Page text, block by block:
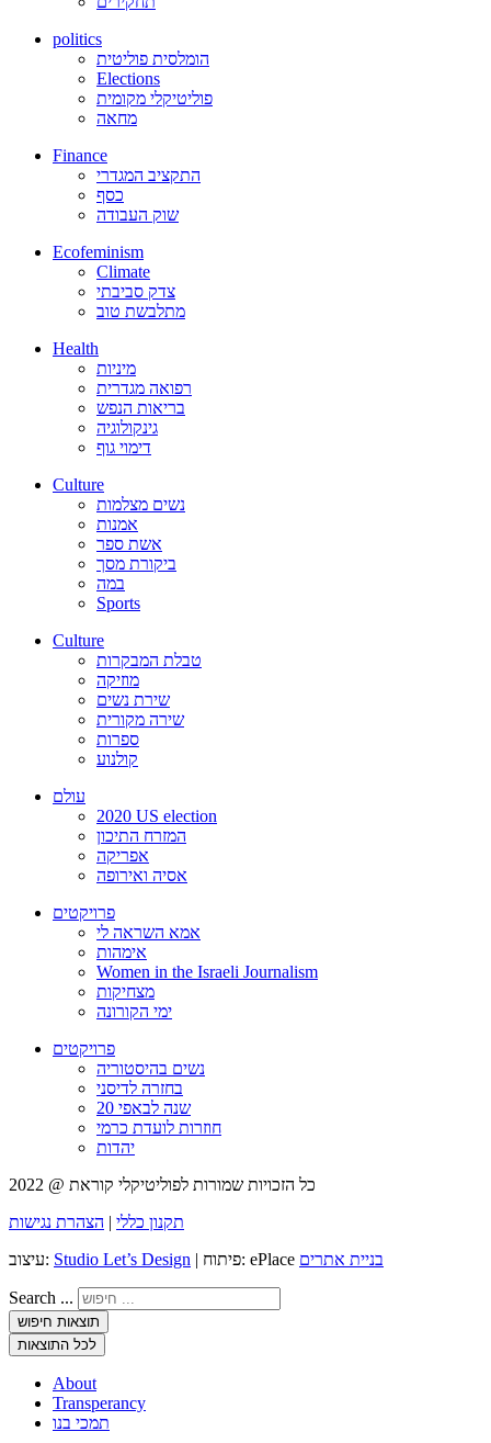
politics
הומלסית פוליטית
Elections
פוליטיקלי מקומית
מחאה
Finance
התקציב המגדרי
כסף
שוק העבודה
Ecofeminism
Climate
צדק סביבתי
מתלבשת טוב
Health
מיניות
רפואה מגדרית
בריאות הנפש
גינקולוגיה
דימוי גוף
Culture
נשים מצלמות
אמנות
אשת ספר
ביקורת מסך
במה
Sports
Culture
טבלת המבקרות
מוזיקה
שירת נשים
שירה מקורית
ספרות
קולנוע
עולם
2020 US election
המזרח התיכון
אפריקה
אסיה ואירופה
פרויקטים
אמא השראה לי
אימהות
Women in the Israeli Journalism
מצחיקות
ימי הקורונה
פרויקטים
נשים בהיסטוריה
בחזרה לדיסני
20 שנה לבאפי
חוזרות לועדת כרמי
יהדות
תקנון כללי | הצהרת נגישות
עיצוב: Studio Let’s Design | פיתוח: ePlace בניית אתרים
Search ...
תוצאות חיפוש
לכל התוצאות
About
Transperancy
תמכי בנו